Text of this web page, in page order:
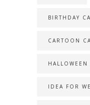
BIRTHDAY
CARTOON
HALLOWEEN
IDEA FOR